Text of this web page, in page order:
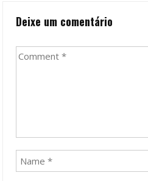
Deixe um comentário